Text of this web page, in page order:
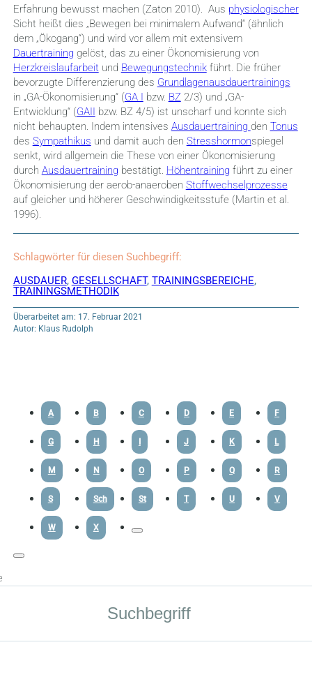
Erfahrung bewusst machen (Zaton 2010). Aus physiologischer
Sicht heißt dies „Bewegen bei minimalem Aufwand“ (ähnlich
dem „Ökogang“) und wird vor allem mit extensivem
Dauertraining gelöst, das zu einer Ökonomisierung von
Herzkreislaufarbeitund Bewegungstechnikführt. Die früher
bevorzugte Differenzierung des Grundlagenausdauertrainings
in „GA-Ökonomisierung“ (GA I bzw. BZ2/3) und „GA-
Entwicklung“ (GAII
bzw. BZ 4/5) ist unscharf und konnte sich
nicht behaupten. Indem intensives Ausdauertraining den Tonus
des Sympathikus und damit auch den Stresshormonspiegel
senkt, wird allgemein die These von einer Ökonomisierung
durch Ausdauertraining bestätigt. Höhentraining führt zu einer
Ökonomisierung der aerob-anaeroben Stoffwechselprozesse
auf gleicher und höherer Geschwindigkeitsstufe (Martin et al.
1996).
Schlagwörter für diesen Suchbegriff:
AUSDAUER, GESELLSCHAFT, TRAININGSBEREICHE,
TRAININGSMETHODIK
Überarbeitet am: 17. Februar 2021
Autor: Klaus Rudolph
A B C D E F
G H I J K L
M N O P Q R
S Sch St T U V
W X